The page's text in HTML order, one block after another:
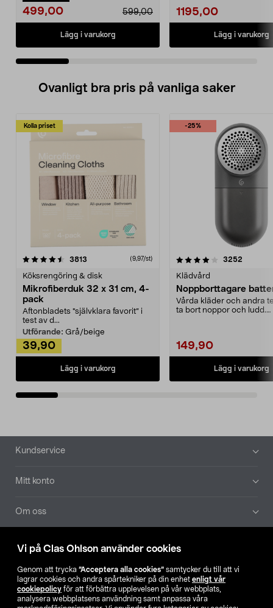
Vi på Clas Ohlson använder cookies
Genom att trycka ”Acceptera alla cookies” samtycker du till att vi
lagrar cookies och andra spårtekniker på din enhet enligt vår
cookiepolicy för att förbättra upplevelsen på vår webbplats,
analysera webbplatsens användning samt anpassa våra
499,00 599,00
Lägg i varukorg
1195,00
Lägg i varukorg
Ovanligt bra pris på vanliga saker
Kolla priset
3813 (9,97/st)
Köksrengöring & disk
Mikrofiberduk 32 x 31 cm, 4-
pack
Aftonbladets "självklara favorit” i
test av d...
Utförande: Grå/beige
39,90
Lägg i varukorg
-25%
4.0av 5 stjärnor 3252
Klädvård
Noppborttagare
Vårda kläder och andra
ta bort noppor och ludd.
149,90
Lägg i varukorg
4.5av 5 stjärnor
Sidfot
Kundservice
Mitt konto
Om oss
Aktuellt
Våra bolag
Hitta butik